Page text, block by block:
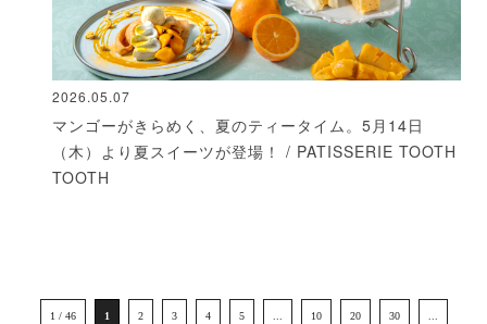
2026.05.07
マンゴーがきらめく、夏のティータイム。5月14日
（木）より夏スイーツが登場！ / PATISSERIE TOOTH
TOOTH
1 / 46 1 2 3 4 5 10 20 30